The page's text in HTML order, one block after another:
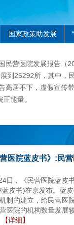
国家政策助发展
民营医院发展报告
到25292所，其中，
高居不下，虚假宣传
能量。
营医院蓝皮书》:民
日，《民营医院蓝皮
蓝皮书)在京发布。蓝
制的建立，给民营医
医院的机构数量发展
【详细】